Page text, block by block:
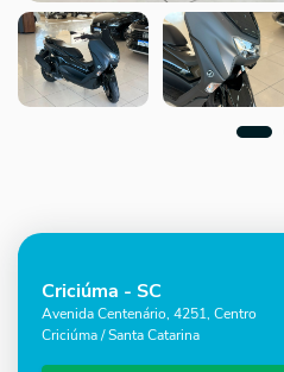
Criciúma - SC
Avenida Centenário, 4251, Centro
Criciúma / Santa Catarina